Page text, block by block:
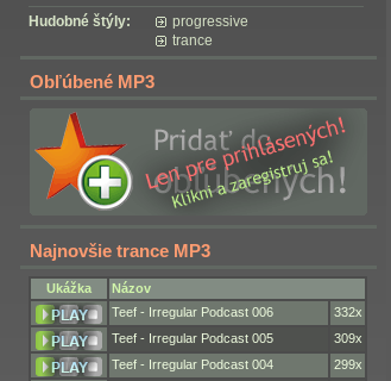
Hudobné štýly:
progressive
trance
Obľúbené MP3
Najnovšie trance MP3
Ukážka
Názov
Teef - Irregular Podcast 006
332x
Teef - Irregular Podcast 005
309x
Teef - Irregular Podcast 004
299x